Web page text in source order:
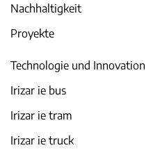
Nachhaltigkeit
Proyekte
Technologie und Innovation
Irizar ie bus
Irizar ie tram
Irizar ie truck